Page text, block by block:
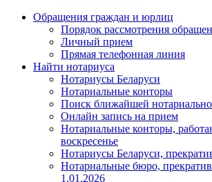
Обращения граждан и юрлиц
Порядок рассмотрения
Личный прием
Прямая телефонная линия
Найти нотариуса
Нотариусы Беларуси
Нотариальные конторы
Поиск ближайшей
Онлайн запись на прием
Нотариальные конторы,
воскресенье
Нотариусы Беларуси,
Нотариальные бюро,
1.01.2026